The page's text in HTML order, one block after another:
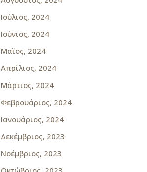
Ιούλιος, 2024
Ιούνιος, 2024
Μαϊος, 2024
Απρίλιος, 2024
Μάρτιος, 2024
Φεβρουάριος, 2024
Ιανουάριος, 2024
Δεκέμβριος, 2023
Νοέμβριος, 2023